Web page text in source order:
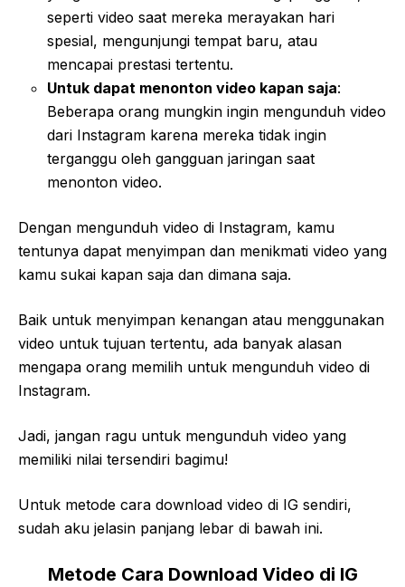
seperti video saat mereka merayakan hari
spesial, mengunjungi tempat baru, atau
mencapai prestasi tertentu.
Untuk dapat menonton video kapan saja:
Beberapa orang mungkin ingin mengunduh video
dari Instagram karena mereka tidak ingin
terganggu oleh gangguan jaringan saat
menonton video.
Dengan mengunduh video di Instagram, kamu
tentunya dapat menyimpan dan menikmati video yang
kamu sukai kapan saja dan dimana saja.
Baik untuk menyimpan kenangan atau menggunakan
video untuk tujuan tertentu, ada banyak alasan
mengapa orang memilih untuk mengunduh video di
Instagram.
Jadi, jangan ragu untuk mengunduh video yang
memiliki nilai tersendiri bagimu!
Untuk metode cara download video di IG sendiri,
sudah aku jelasin panjang lebar di bawah ini.
Metode Cara Download Video di IG